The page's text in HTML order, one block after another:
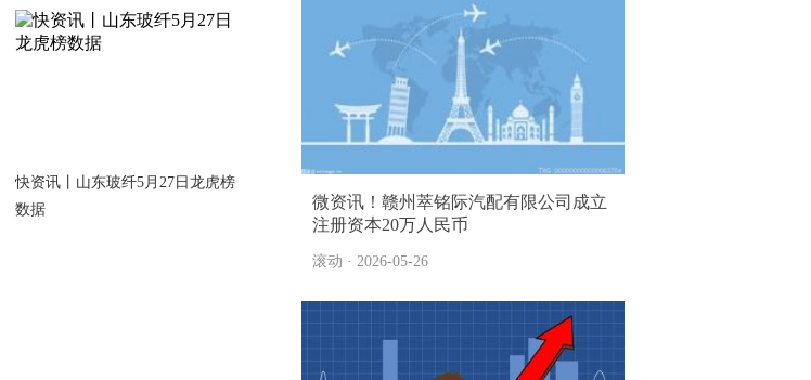
快资讯丨山东玻纤5月27日龙虎榜
数据
微资讯！赣州萃铭际汽配有限公司成立
注册资本20万人民币
滚动 · 2026-05-26